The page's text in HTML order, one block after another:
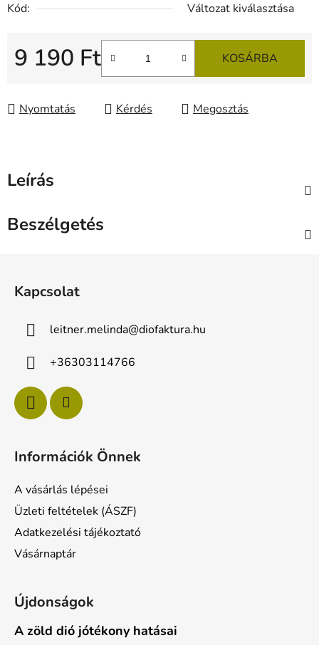
Kód:
Változat kiválasztása
9 190 Ft KOSÁRBA
Nyomtatás Kérdés Megosztás
Leírás
Beszélgetés
Kapcsolat
leitner.melinda@diofaktura.hu
+36303114766
Információk Önnek
A vásárlás lépései
Üzleti feltételek (ÁSZF)
Adatkezelési tájékoztató
Vásárnaptár
Újdonságok
A zöld dió jótékony hatásai